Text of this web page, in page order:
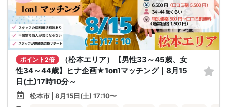
ポイント2倍
（松本エリア）【男性33～45歳、女
性34～44歳】ヒナ企画★1on1マッチング｜8月15
日(土)17時10分～
松本市 | 8月15日(土) 17:10〜